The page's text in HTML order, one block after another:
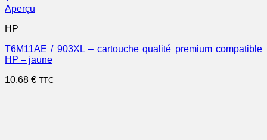
Aperçu
HP
T6M11AE / 903XL – cartouche qualité premium compatible
HP – jaune
10,68 € TTC